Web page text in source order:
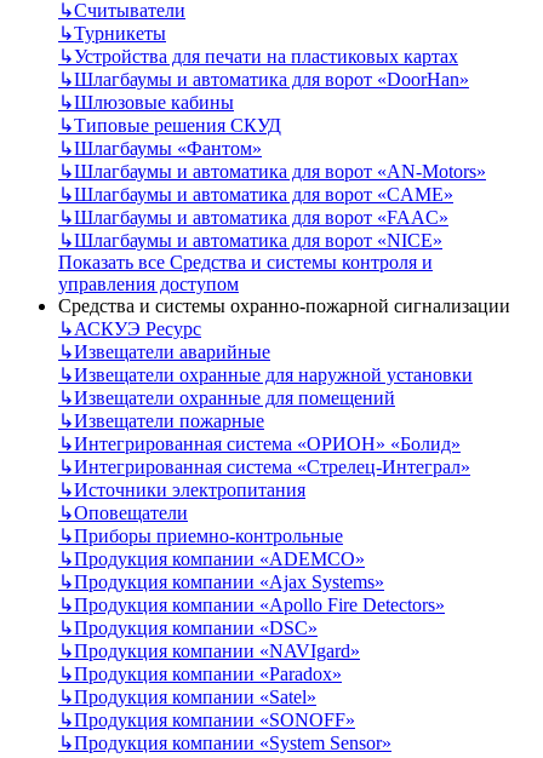
↳Считыватели
↳Турникеты
↳Устройства для печати на пластиковых картах
↳Шлагбаумы и автоматика для ворот «DoorHan»
↳Шлюзовые кабины
↳Типовые решения СКУД
↳Шлагбаумы «Фантом»
↳Шлагбаумы и автоматика для ворот «AN-Motors»
↳Шлагбаумы и автоматика для ворот «CAME»
↳Шлагбаумы и автоматика для ворот «FAAC»
↳Шлагбаумы и автоматика для ворот «NICE»
Показать все Средства и системы контроля и
управления доступом
Средства и системы охранно-пожарной сигнализации
↳АСКУЭ Ресурс
↳Извещатели аварийные
↳Извещатели охранные для наружной установки
↳Извещатели охранные для помещений
↳Извещатели пожарные
↳Интегрированная система «ОРИОН» «Болид»
↳Интегрированная система «Стрелец-Интеграл»
↳Источники электропитания
↳Оповещатели
↳Приборы приемно-контрольные
↳Продукция компании «ADEMCO»
↳Продукция компании «Ajax Systems»
↳Продукция компании «Apollo Fire Detectors»
↳Продукция компании «DSC»
↳Продукция компании «NAVIgard»
↳Продукция компании «Paradox»
↳Продукция компании «Satel»
↳Продукция компании «SONOFF»
↳Продукция компании «System Sensor»